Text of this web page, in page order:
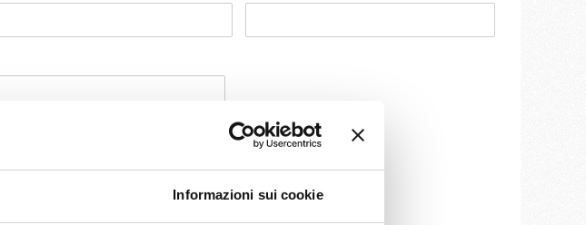
Informazioni sui cookie